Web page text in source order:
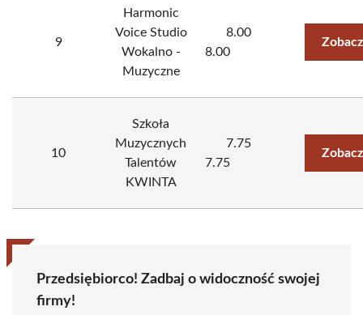
9
Harmonic
Voice Studio
Wokalno -
Muzyczne
8.00
8.00
10
Szkoła
Muzycznych
Talentów
KWINTA
7.75
7.75
Przedsiębiorco! Zadbaj o widoczność swojej
firmy!